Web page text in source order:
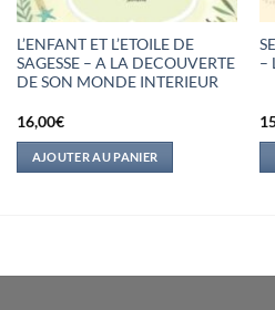
L’ENFANT ET L’ETOILE DE
SAGESSE – A LA DECOUVERTE
DE SON MONDE INTERIEUR
16,00€
AJOUTER AU PANIER
–